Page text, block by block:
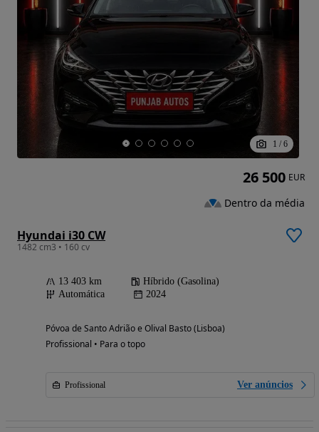
1 / 6
Hyundai i30 CW
1482 cm3 • 160 cv
13 403 km
Híbrido (Gasolina)
Automática
2024
Póvoa de Santo Adrião e Olival Basto (Lisboa)
Profissional • Para o topo
Profissional Ver anúncios
26 500 EUR
Dentro da média